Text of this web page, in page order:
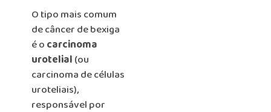
O tipo mais comum
de câncer de bexiga
é ocarcinoma
urotelial(ou
carcinoma de células
uroteliais),
responsável por